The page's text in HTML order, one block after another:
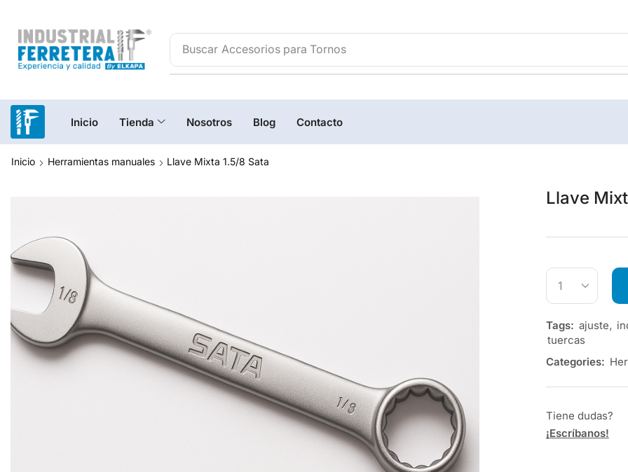
Buscar Accesorios para Tornos
Inicio Tienda Nosotros Blog Contacto
Inicio Herramientas manuales Llave Mixta 1.5/8 Sata
Llave
Tags: ajuste,
tuercas
Categories:
Tiene dudas?
¡Escríbanos!